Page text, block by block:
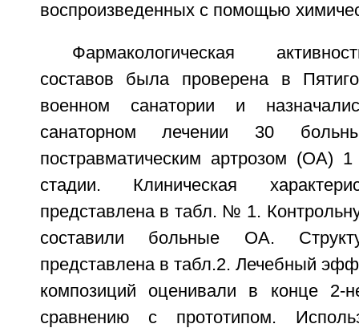
воспроизведенных с помощью
Фармакологическая
составов была проверена в
военном санатории и
санаторном лечении 30
постравматическим артрозом (ОА) 1
стадии. Клиническая
представлена в табл. № 1.
составили больные ОА.
представлена в табл.2. Лечебный
композиций оценивали в конце 2-
сравнению с прототипом.